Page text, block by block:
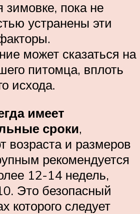
зимовке, пока не
устранены эти
может сказаться на
питомца, вплоть
исхода.
имеет
сроки,
возраста и размеров
рекомендуется
12-14 недель,
Это безопасный
которого следует